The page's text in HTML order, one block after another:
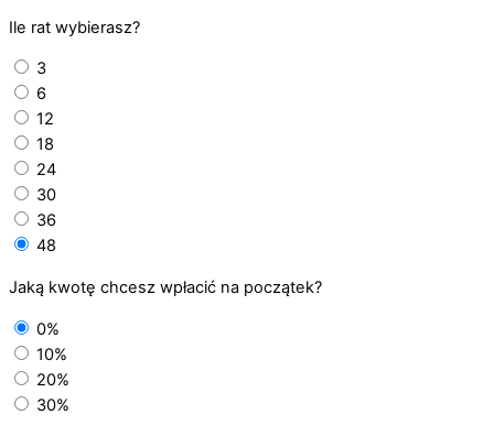
Ile rat wybierasz?
3
6
12
18
24
30
36
48
Jaką kwotę chcesz wpłacić na początek?
0%
10%
20%
30%